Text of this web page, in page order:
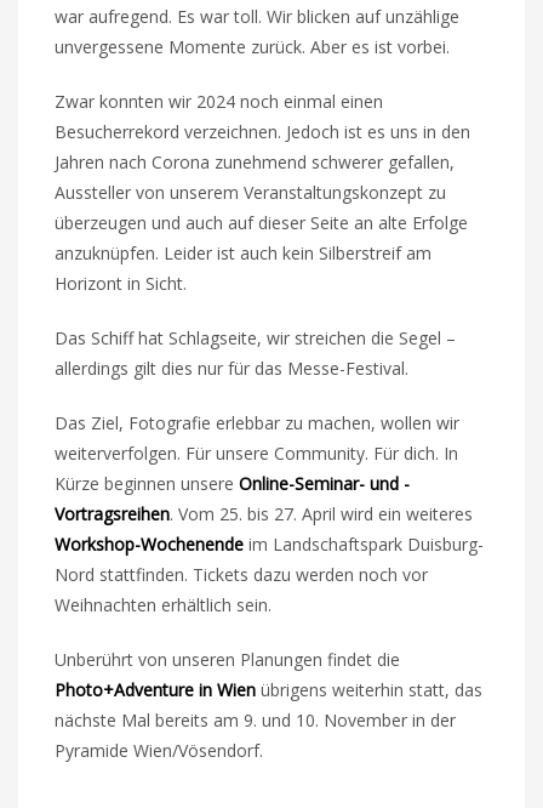
war aufregend. Es war toll. Wir blicken auf unzählige
unvergessene Momente zurück. Aber es ist vorbei.
Zwar konnten wir 2024 noch einmal einen
Besucherrekord verzeichnen. Jedoch ist es uns in den
Jahren nach Corona zunehmend schwerer gefallen,
Aussteller von unserem Veranstaltungskonzept zu
überzeugen und auch auf dieser Seite an alte Erfolge
anzuknüpfen. Leider ist auch kein Silberstreif am
Horizont in Sicht.
Das Schiff hat Schlagseite, wir streichen die Segel –
allerdings gilt dies nur für das Messe-Festival.
Das Ziel, Fotografie erlebbar zu machen, wollen wir
weiterverfolgen. Für unsere Community. Für dich. In
Kürze beginnen unsere Online-Seminar- und -
Vortragsreihen. Vom 25. bis 27. April wird ein weiteres
Workshop-Wochenende im Landschaftspark Duisburg-
Nord stattfinden. Tickets dazu werden noch vor
Weihnachten erhältlich sein.
Unberührt von unseren Planungen findet die
Photo+Adventure in Wien übrigens weiterhin statt, das
nächste Mal bereits am 9. und 10. November in der
Pyramide Wien/Vösendorf.